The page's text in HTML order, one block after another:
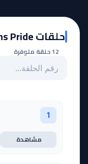
حلقات Assassins Pride مترجمة
12 حلقة متوفرة
بحث عن حلقة بالرقم
1
مشاهدة